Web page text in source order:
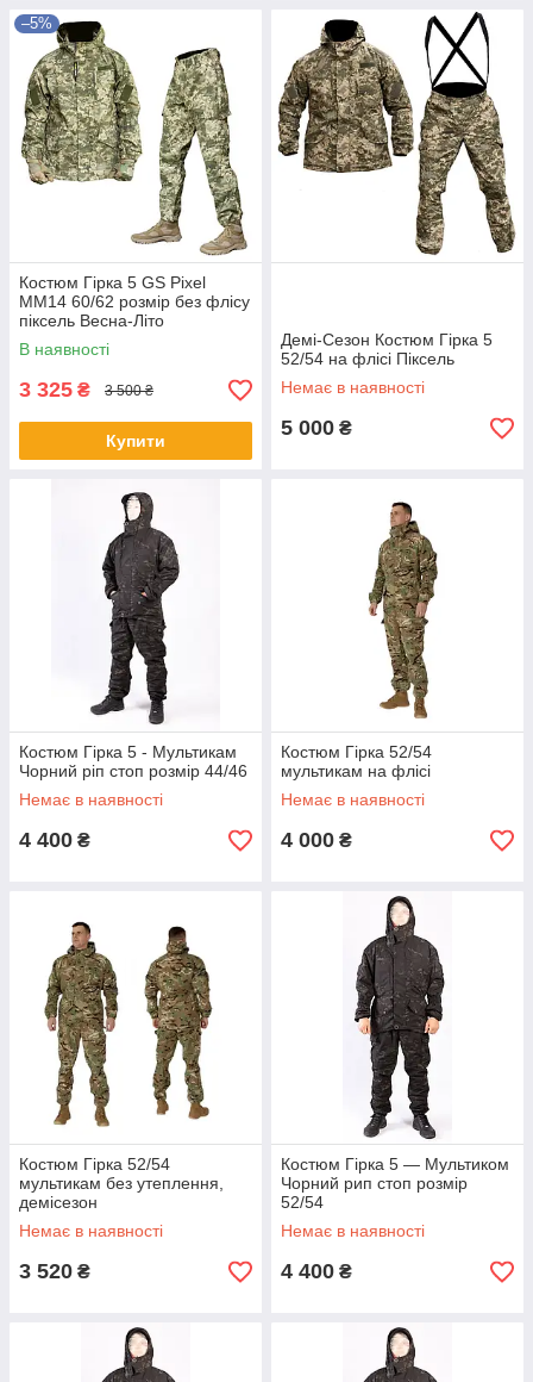
–5%
Костюм Гірка 5 GS Pixel
ММ14 60/62 розмір без флісу
піксель Весна-Літо
В наявності
3 325 ₴ 3 500 ₴
Купити
Демі-Сезон Костюм Гірка 5
52/54 на флісі Піксель
Немає в наявності
5 000 ₴
Костюм Гірка 5 - Мультикам
Чорний ріп стоп розмір 44/46
Немає в наявності
4 400 ₴
Костюм Гірка 52/54
мультикам на флісі
Немає в наявності
4 000 ₴
Костюм Гірка 52/54
мультикам без утеплення,
демісезон
Немає в наявності
3 520 ₴
Костюм Гірка 5 — Мультиком
Чорний рип стоп розмір
52/54
Немає в наявності
4 400 ₴